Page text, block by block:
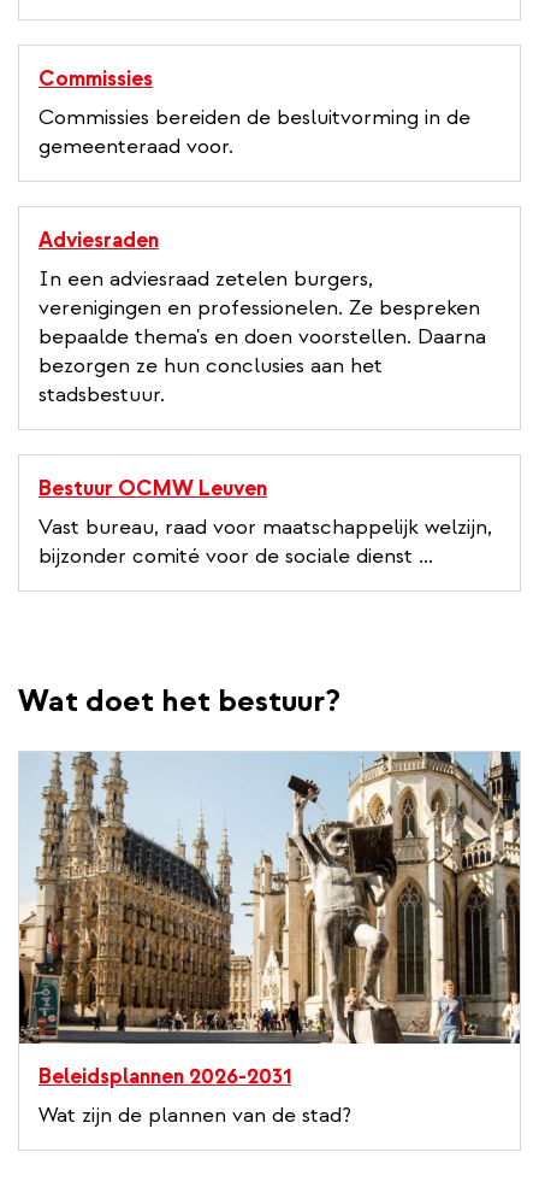
Commissies
Commissies bereiden de besluitvorming in de
gemeenteraad voor.
Adviesraden
In een adviesraad zetelen burgers,
verenigingen en professionelen. Ze bespreken
bepaalde thema's en doen voorstellen. Daarna
bezorgen ze hun conclusies aan het
stadsbestuur.
Bestuur OCMW Leuven
Vast bureau, raad voor maatschappelijk welzijn,
bijzonder comité voor de sociale dienst ...
Wat doet het bestuur?
Beleidsplannen 2026-2031
Wat zijn de plannen van de stad?